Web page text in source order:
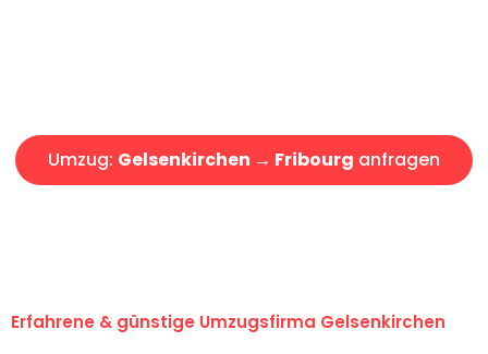
Umzug: Gelsenkirchen → Fribourg anfragen
Erfahrene & günstige Umzugsfirma Gelsenkirchen